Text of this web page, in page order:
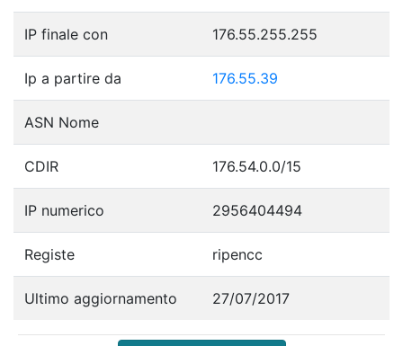
IP finale con 176.55.255.255
Ip a partire da 176.55.39
ASN Nome
CDIR 176.54.0.0/15
IP numerico 2956404494
Registe ripencc
Ultimo aggiornamento 27/07/2017